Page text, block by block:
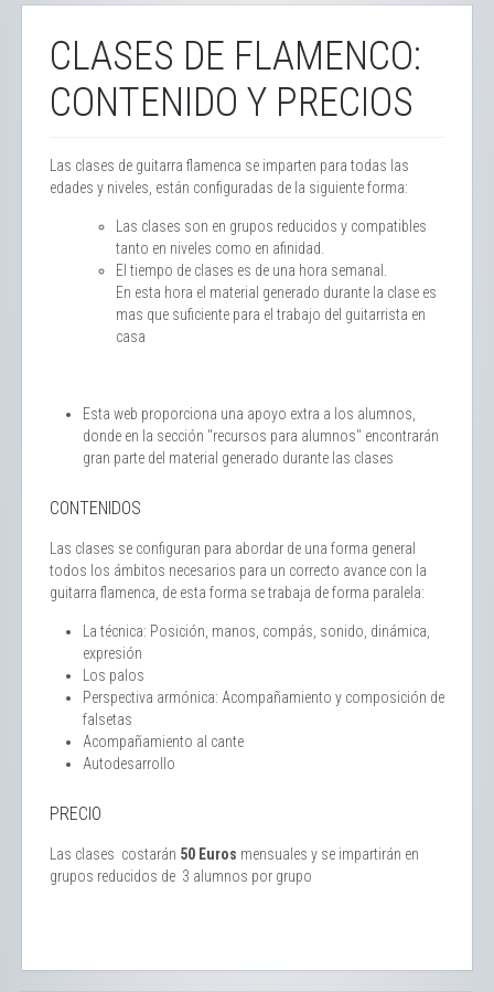
CLASES DE FLAMENCO:
CONTENIDO Y PRECIOS
Las clases de guitarra flamenca se imparten para todas las
edades y niveles, están configuradas de la siguiente forma:
Las clases son en grupos reducidos y compatibles
tanto en niveles como en afinidad.
El tiempo de clases es de una hora semanal.
En esta hora el material generado durante la clase es
mas que suficiente para el trabajo del guitarrista en
casa
Esta web proporciona una apoyo extra a los alumnos,
donde en la sección "recursos para alumnos" encontrarán
gran parte del material generado durante las clases
CONTENIDOS
Las clases se configuran para abordar de una forma general
todos los ámbitos necesarios para un correcto avance con la
guitarra flamenca, de esta forma se trabaja de forma paralela:
La técnica: Posición, manos, compás, sonido, dinámica,
expresión
Los palos
Perspectiva armónica: Acompañamiento y composición de
falsetas
Acompañamiento al cante
Autodesarrollo
PRECIO
Las clases costarán 50 Euros mensuales y se impartirán en
grupos reducidos de 3 alumnos por grupo